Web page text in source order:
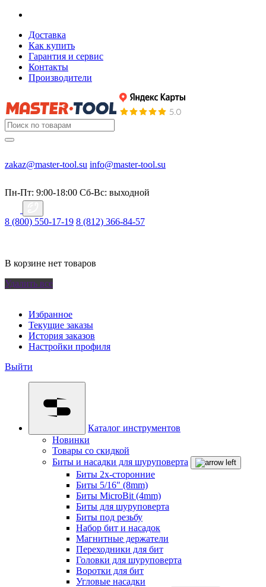
Доставка
Как купить
Гарантия и сервис
Контакты
Производители
zakaz@master-tool.su info@master-tool.su
Пн-Пт: 9:00-18:00 Cб-Вс: выходной
8 (800) 550-17-19 8 (812) 366-84-57
В корзине нет товаров
Удалить все
Избранное
Текущие заказы
История заказов
Настройки профиля
Выйти
Каталог инструментов
Новинки
Товары со скидкой
Биты и насадки для шуруповерта
Биты 2х-сторонние
Биты 5/16" (8mm)
Биты MicroBit (4mm)
Биты для шуруповерта
Биты под резьбу
Набор бит и насадок
Магнитные держатели
Переходники для бит
Головки для шуруповерта
Воротки для бит
Угловые насадки